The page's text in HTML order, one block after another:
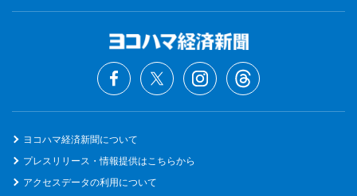
ヨコハマ経済新聞について
プレスリリース・情報提供はこちらから
アクセスデータの利用について